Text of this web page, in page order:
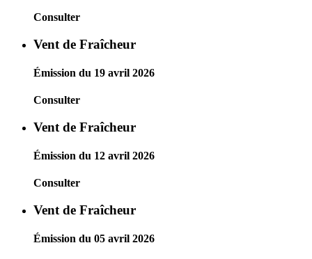
Consulter
Vent de Fraîcheur
Émission du 19 avril 2026
Consulter
Vent de Fraîcheur
Émission du 12 avril 2026
Consulter
Vent de Fraîcheur
Émission du 05 avril 2026